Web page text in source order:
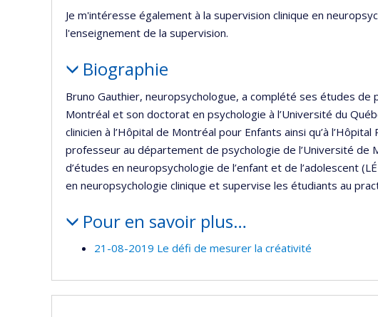
Je m'intéresse également à la supervision clinique en
l'enseignement de la supervision.
Biographie
Bruno Gauthier, neuropsychologue, a complété ses études de
Montréal et son doctorat en psychologie à l’Université du
clinicien à l’Hôpital de Montréal pour Enfants ainsi qu’à
professeur au département de psychologie de l’Université de
d’études en neuropsychologie de l’enfant et de l’adolescent
en neuropsychologie clinique et supervise les étudiants au
Pour en savoir plus…
21-08-2019 Le défi de mesurer la créativité